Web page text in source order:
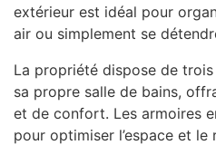
extérieur est idéal pour
air ou simplement se
La propriété dispose de
sa propre salle de bains,
et de confort. Les armoires
pour optimiser l’espace et le